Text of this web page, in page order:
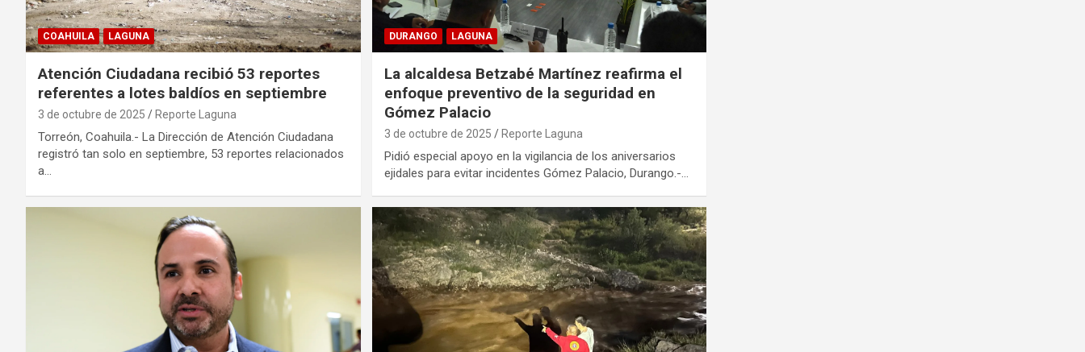
COAHUILA LAGUNA
Atención Ciudadana recibió 53 reportes
referentes a lotes baldíos en septiembre
3 de octubre de 2025 Reporte Laguna
Torreón, Coahuila.- La Dirección de Atención Ciudadana
registró tan solo en septiembre, 53 reportes relacionados
a…
DURANGO LAGUNA
La alcaldesa Betzabé Martínez reafirma el
enfoque preventivo de la seguridad en
Gómez Palacio
3 de octubre de 2025 Reporte Laguna
Pidió especial apoyo en la vigilancia de los aniversarios
ejidales para evitar incidentes Gómez Palacio, Durango.-…